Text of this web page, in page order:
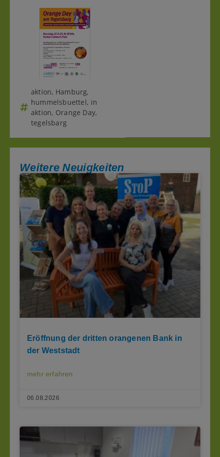
aktion, Hamburg,
hummelsbuettel, in
aktion, Orange Day,
tegelsbarg
Weitere Neuigkeiten
Eröffnung der dritten orangenen Bank in
der Weststadt
mehr erfahren
06.08.2026